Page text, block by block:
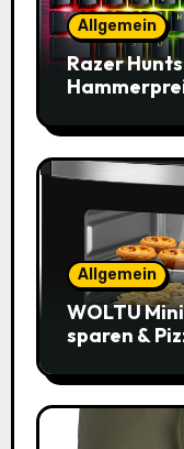
Allgemein
Razer
Allgemein
WOLTU
sparen &